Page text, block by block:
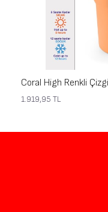
1.919,95 TL